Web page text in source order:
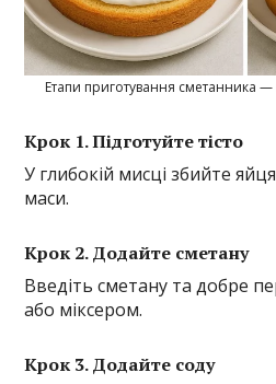
Етапи приготування сметанника —
Крок 1. Підготуйте тісто
У глибокій мисці збийте
маси.
Крок 2. Додайте сметану
Введіть сметану та добре
або міксером.
Крок 3. Додайте соду